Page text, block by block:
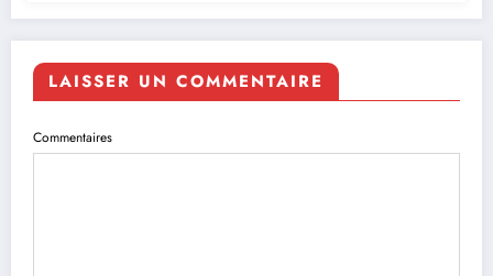
LAISSER UN COMMENTAIRE
Commentaires